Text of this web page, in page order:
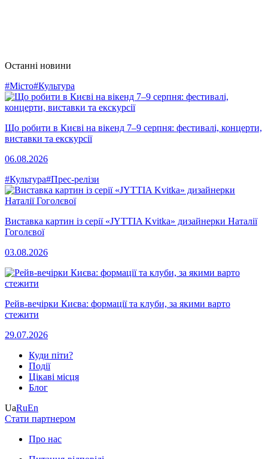
Останні новини
#Місто#Культура
Що робити в Києві на вікенд 7–9 серпня: фестивалі, концерти,
виставки та екскурсії
06.08.2026
#Культура#Прес-релізи
Виставка картин із серії «JYTTIA Kvitka» дизайнерки Наталії
Гоголєвої
03.08.2026
Рейв-вечірки Києва: формації та клуби, за якими варто
стежити
29.07.2026
Куди піти?
Події
Цікаві місця
Блог
UaRuEn
Стати партнером
Про нас